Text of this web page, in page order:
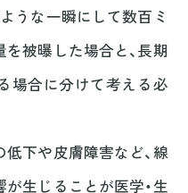
うな一瞬にして数百ミ
被曝した場合と、長期
場合に分けて考える必
下や皮膚障害など、線
生じることが医学・生